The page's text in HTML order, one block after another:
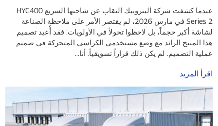
عندما كشفت شركة ألبترونيك النقاب عن شاحنها السريع HYC400
Series 2 في مارس 2026، لم يقتصر الأمر على ملاحظة الصناعة
لشاشة أكبر حجماً، بل لاحظوا تحولاً في الأولويات: فقد أُعيد تصميم
هذا المنتج الرائد مع وضع مستخدمي الكراسي المتحركة في صميم
عملية التصميم. لم يكن ذلك قراراً تسويقياً. أنا...
اقرأ المزيد